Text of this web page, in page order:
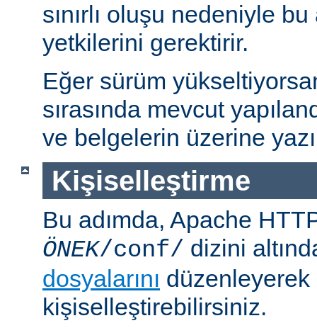
sınırlı oluşu nedeniyle
yetkilerini gerektirir.
Eğer sürüm
sırasında mevcut
ve belgelerin üzerine
Kişiselleştirme
Bu adımda, Apache
ÖNEK/conf/ dizini
dosyalarını düzenleyerek
kişiselleştirebilirsiniz.